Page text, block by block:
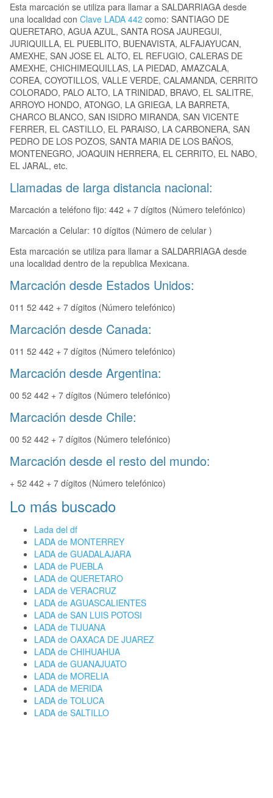
Esta marcación se utiliza para llamar a SALDARRIAGA desde
una localidad con Clave LADA 442 como: SANTIAGO DE
QUERETARO, AGUA AZUL, SANTA ROSA JAUREGUI,
JURIQUILLA, EL PUEBLITO, BUENAVISTA, ALFAJAYUCAN,
AMEXHE, SAN JOSE EL ALTO, EL REFUGIO, CALERAS DE
AMEXHE, CHICHIMEQUILLAS, LA PIEDAD, AMAZCALA,
COREA, COYOTILLOS, VALLE VERDE, CALAMANDA, CERRITO
COLORADO, PALO ALTO, LA TRINIDAD, BRAVO, EL SALITRE,
ARROYO HONDO, ATONGO, LA GRIEGA, LA BARRETA,
CHARCO BLANCO, SAN ISIDRO MIRANDA, SAN VICENTE
FERRER, EL CASTILLO, EL PARAISO, LA CARBONERA, SAN
PEDRO DE LOS POZOS, SANTA MARIA DE LOS BAÑOS,
MONTENEGRO, JOAQUIN HERRERA, EL CERRITO, EL NABO,
EL JARAL, etc.
Llamadas de larga distancia nacional:
Marcación a teléfono fijo: 442 + 7 dígitos (Número telefónico)
Marcación a Celular: 10 dígitos (Número de celular )
Esta marcación se utiliza para llamar a SALDARRIAGA desde
una localidad dentro de la republica Mexicana.
Marcación desde Estados Unidos:
011 52 442 + 7 dígitos (Número telefónico)
Marcación desde Canada:
011 52 442 + 7 dígitos (Número telefónico)
Marcación desde Argentina:
00 52 442 + 7 dígitos (Número telefónico)
Marcación desde Chile:
00 52 442 + 7 dígitos (Número telefónico)
Marcación desde el resto del mundo:
+ 52 442 + 7 dígitos (Número telefónico)
Lo más buscado
Lada del df
LADA de MONTERREY
LADA de GUADALAJARA
LADA de PUEBLA
LADA de QUERETARO
LADA de VERACRUZ
LADA de AGUASCALIENTES
LADA de SAN LUIS POTOSI
LADA de TIJUANA
LADA de OAXACA DE JUAREZ
LADA de CHIHUAHUA
LADA de GUANAJUATO
LADA de MORELIA
LADA de MERIDA
LADA de TOLUCA
LADA de SALTILLO